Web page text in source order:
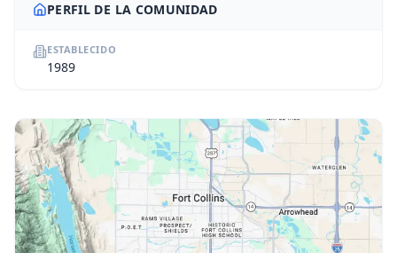
PERFIL DE LA COMUNIDAD
ESTABLECIDO
1989